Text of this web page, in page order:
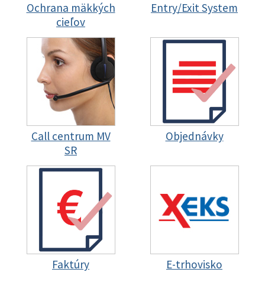
Ochrana mäkkých
cieľov
Entry/Exit System
Call centrum MV
SR
Objednávky
Faktúry E-trhovisko